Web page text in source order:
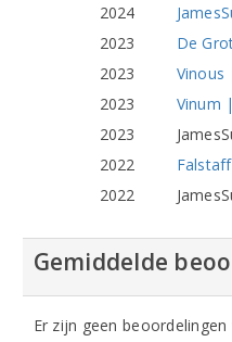
2024
2023
De
2023
Vinous
2023
Vinum
2023
2022
2022
Gemiddelde
Er zijn geen